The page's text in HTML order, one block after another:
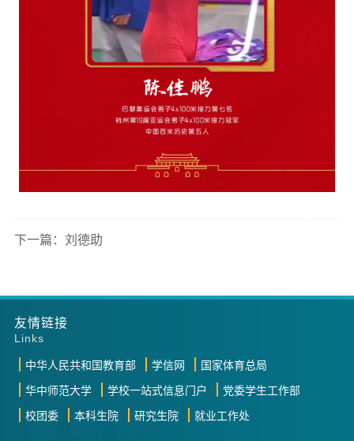
下一篇：刘德助
友情链接
Links
中华人民共和国教育部 学信网
国家体育总局
华中师范大学
学校一站式信息门户
党委学生工作部
校团委
本科生院 研究生院 就业工作处